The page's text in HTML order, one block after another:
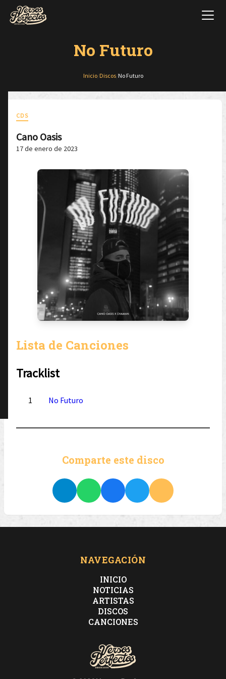
No Futuro
Inicio/ Discos/ No Futuro
CDS
Cano Oasis
17 de enero de 2023
Lista de Canciones
Tracklist
1 No Futuro
Comparte este disco
NAVEGACIÓN
INICIO
NOTICIAS
ARTISTAS
DISCOS
CANCIONES